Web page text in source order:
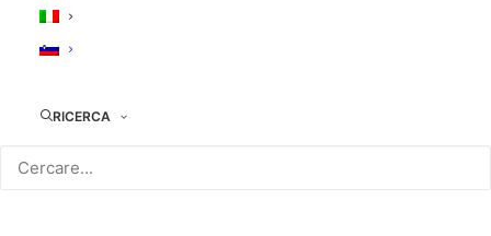
RICERCA
TRAMA: